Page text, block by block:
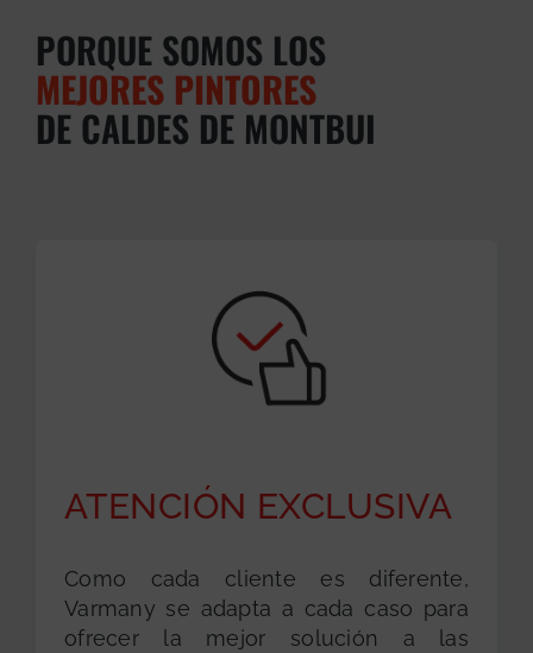
PORQUE SOMOS LOS
MEJORES PINTORES
DE CALDES DE MONTBUI
ATENCIÓN EXCLUSIVA
Como cada cliente es diferente,
Varmany se adapta a cada caso para
ofrecer la mejor solución a las